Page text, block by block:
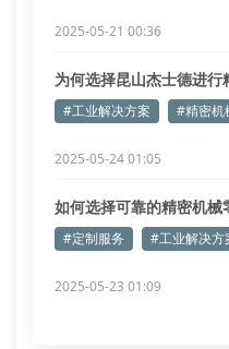
2025-05-21 00:36
为何选择昆山杰士德进行
#工业解决方案 #精密机
2025-05-24 01:05
如何选择可靠的精密机械
#定制服务 #工业解决方
2025-05-23 01:09